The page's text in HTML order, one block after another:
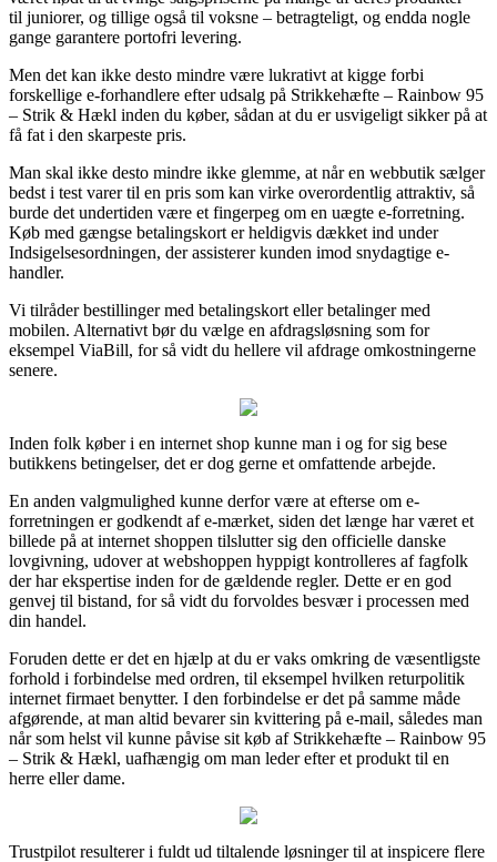
til juniorer, og tillige også til voksne – betragteligt, og endda nogle
gange garantere portofri levering.
Men det kan ikke desto mindre være lukrativt at kigge forbi
forskellige e-forhandlere efter udsalg på Strikkehæfte – Rainbow 95
– Strik & Hækl inden du køber, sådan at du er usvigeligt sikker på at
få fat i den skarpeste pris.
Man skal ikke desto mindre ikke glemme, at når en webbutik sælger
bedst i test varer til en pris som kan virke overordentlig attraktiv, så
burde det undertiden være et fingerpeg om en uægte e-forretning.
Køb med gængse betalingskort er heldigvis dækket ind under
Indsigelsesordningen, der assisterer kunden imod snydagtige e-
handler.
Vi tilråder bestillinger med betalingskort eller betalinger med
mobilen. Alternativt bør du vælge en afdragsløsning som for
eksempel ViaBill, for så vidt du hellere vil afdrage omkostningerne
senere.
Inden folk køber i en internet shop kunne man i og for sig bese
butikkens betingelser, det er dog gerne et omfattende arbejde.
En anden valgmulighed kunne derfor være at efterse om e-
forretningen er godkendt af e-mærket, siden det længe har været et
billede på at internet shoppen tilslutter sig den officielle danske
lovgivning, udover at webshoppen hyppigt kontrolleres af fagfolk
der har ekspertise inden for de gældende regler. Dette er en god
genvej til bistand, for så vidt du forvoldes besvær i processen med
din handel.
Foruden dette er det en hjælp at du er vaks omkring de væsentligste
forhold i forbindelse med ordren, til eksempel hvilken returpolitik
internet firmaet benytter. I den forbindelse er det på samme måde
afgørende, at man altid bevarer sin kvittering på e-mail, således man
når som helst vil kunne påvise sit køb af Strikkehæfte – Rainbow 95
– Strik & Hækl, uafhængig om man leder efter et produkt til en
herre eller dame.
Trustpilot resulterer i fuldt ud tiltalende løsninger til at inspicere flere